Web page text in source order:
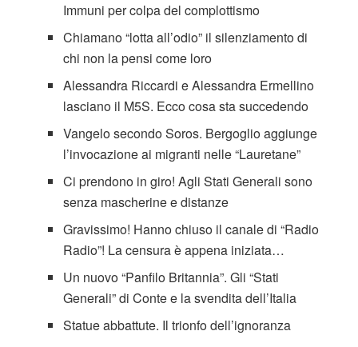
Immuni per colpa del complottismo
Chiamano “lotta all’odio” il silenziamento di
chi non la pensi come loro
Alessandra Riccardi e Alessandra Ermellino
lasciano il M5S. Ecco cosa sta succedendo
Vangelo secondo Soros. Bergoglio aggiunge
l’invocazione ai migranti nelle “Lauretane”
Ci prendono in giro! Agli Stati Generali sono
senza mascherine e distanze
Gravissimo! Hanno chiuso il canale di “Radio
Radio”! La censura è appena iniziata…
Un nuovo “Panfilo Britannia”. Gli “Stati
Generali” di Conte e la svendita dell’Italia
Statue abbattute. Il trionfo dell’ignoranza